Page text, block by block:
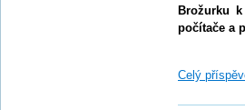
Brožurku
počítače a
Celý